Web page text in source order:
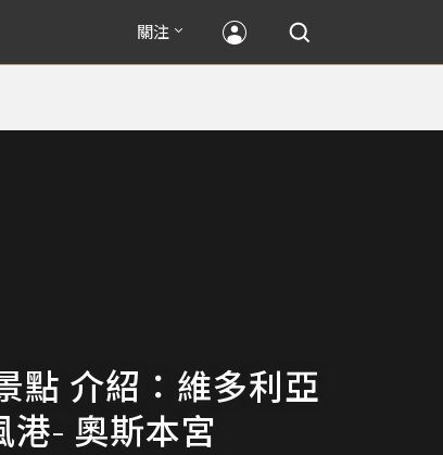
關注
點 介紹：維多利亞
港- 奧斯本宮